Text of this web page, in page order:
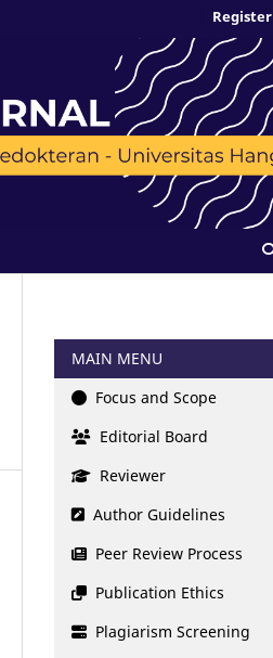
Register
MAIN MENU
Focus and Scope
Editorial Board
Reviewer
Author Guidelines
Peer Review Process
Publication Ethics
Plagiarism Screening